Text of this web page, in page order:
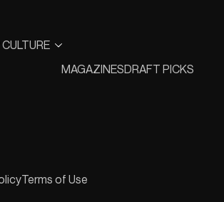
MAGAZINESDRAFT PICKS
Terms of Use